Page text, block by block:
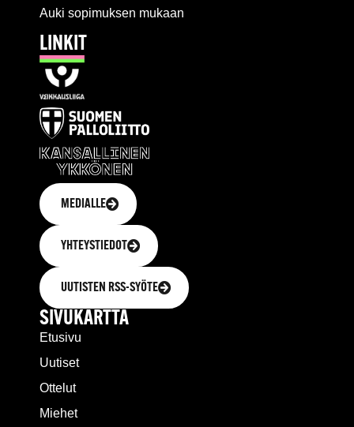
Auki sopimuksen mukaan
LINKIT
MEDIALLE
YHTEYSTIEDOT
UUTISTEN RSS-SYÖTE
SIVUKARTTA
Etusivu
Uutiset
Ottelut
Miehet